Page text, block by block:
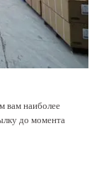
вам наиболее
до момента